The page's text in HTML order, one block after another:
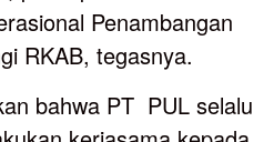
Penambangan
RKAB, tegasnya.
bahwa PT PUL selalu